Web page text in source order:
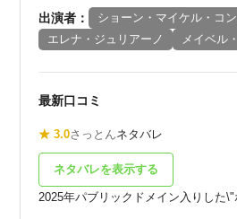
出演者：
ショーン・マイケル・コ
エレナ・ジュリアーノ
メイベル
最新口コミ
★ 3.0さっとんネタバレ
ネタバレを表示する
2025年パブリックドメイン入りした